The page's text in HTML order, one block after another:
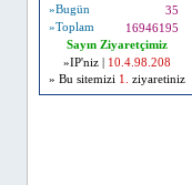
»Bugün
35
»Toplam
16946195
Sayın Ziyaretçimiz
»IP'niz |
10.4.98.208
» Bu sitemizi 1. ziyaretiniz